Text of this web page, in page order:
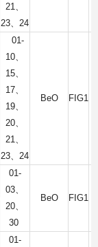
21、
23、 24
01-
10、
15、
17、
19、
20、
21、
23、 24
BeO FIG1
01-
03、
20、
30
BeO FIG1
01-